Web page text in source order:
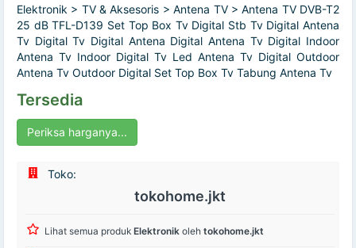
Elektronik > TV & Aksesoris > Antena TV > Antena TV DVB-T2
25 dB TFL-D139 Set Top Box Tv Digital Stb Tv Digital Antena
Tv Digital Tv Digital Antena Digital Antena Tv Digital Indoor
Antena Tv Indoor Digital Tv Led Antena Tv Digital Outdoor
Antena Tv Outdoor Digital Set Top Box Tv Tabung Antena Tv
Tersedia
Periksa harganya...
Toko:
tokohome.jkt
Lihat semua produk Elektronik oleh tokohome.jkt